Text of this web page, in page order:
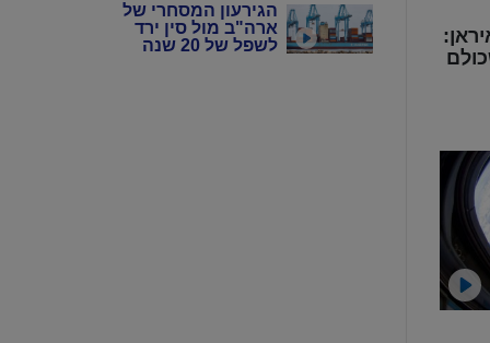
הגירעון המסחרי של
ארה"ב מול סין ירד
לשפל של 20 שנה